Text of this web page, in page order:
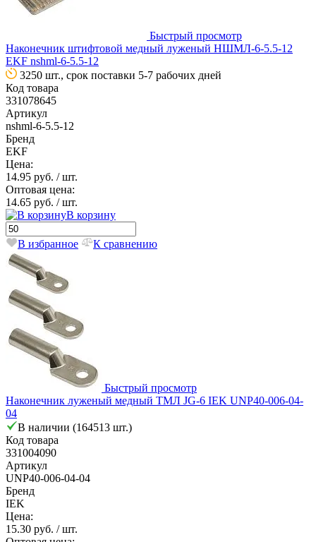
Быстрый просмотр
Наконечник штифтовой медный луженый НШМЛ-6-5.5-12
EKF nshml-6-5.5-12
3250 шт., срок поставки 5-7 рабочих дней
Код товара
331078645
Артикул
nshml-6-5.5-12
Бренд
EKF
Цена:
14.95 руб. / шт.
Оптовая цена:
14.65 руб. / шт.
В корзину
В избранное К сравнению
Быстрый просмотр
Наконечник луженый медный ТМЛ JG-6 IEK UNP40-006-04-
04
В наличии (164513 шт.)
Код товара
331004090
Артикул
UNP40-006-04-04
Бренд
IEK
Цена:
15.30 руб. / шт.